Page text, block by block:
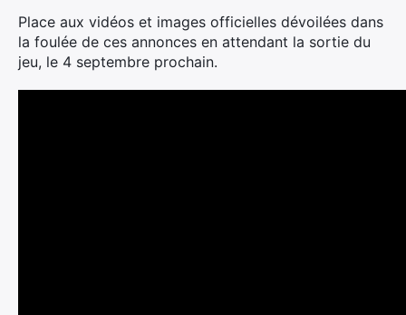
Place aux vidéos et images officielles dévoilées dans
la foulée de ces annonces en attendant la sortie du
jeu, le 4 septembre prochain.